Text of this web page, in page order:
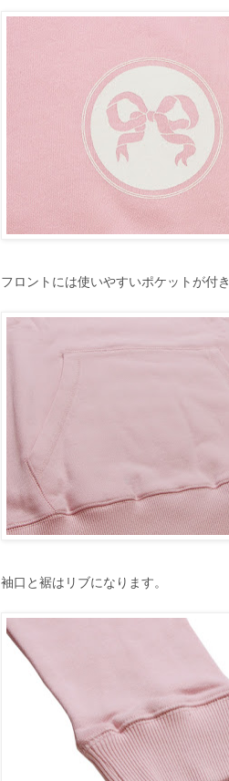
フロントには使いやすいポケットが付き
袖口と裾はリブになります。